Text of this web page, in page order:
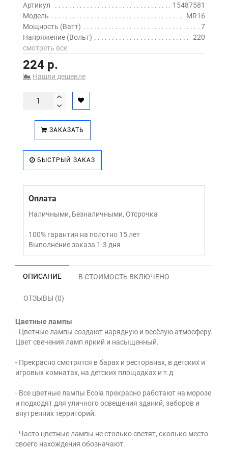
Артикул
15487581
Модель
MR16
Мощность (Ватт)
7
Напряжение (Вольт)
220
смотреть все
224 р.
Нашли дешевле
ЗАКАЗАТЬ
БЫСТРЫЙ ЗАКАЗ
Оплата
Наличными, Безналичными, Отсрочка
100% гарантия на полотно 15 лет
Выполнение заказа 1-3 дня
ОПИСАНИЕ В СТОИМОСТЬ ВКЛЮЧЕНО
ОТЗЫВЫ (0)
Цветные лампы
- Цветные лампы создают нарядную и весёлую атмосферу.
Цвет свечения ламп яркий и насыщенный.
- Прекрасно смотрятся в барах и ресторанах, в детских и
игровых комнатах, на детских площадках и т.д.
- Все цветные лампы Ecola прекрасно работают на морозе
и подходят для уличного освещения зданий, заборов и
внутренних территорий.
- Часто цветные лампы не столько светят, сколько место
своего нахождения обозначают.